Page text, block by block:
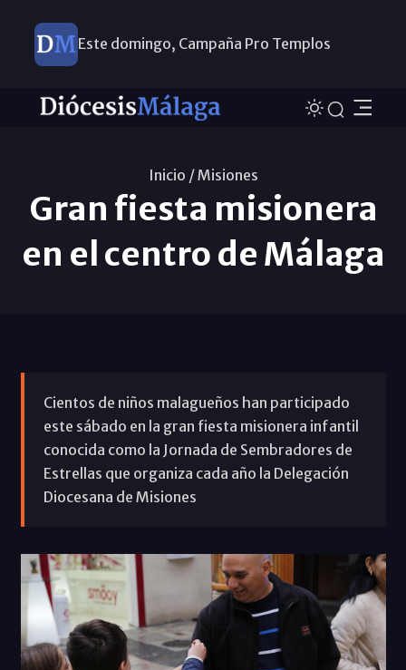
Este domingo, Campaña Pro Templos
Inicio /Misiones
Gran fiesta misionera
en el centro de Málaga
Cientos de niños malagueños han participado
este sábado en la gran fiesta misionera infantil
conocida como la Jornada de Sembradores de
Estrellas que organiza cada año la Delegación
Diocesana de Misiones